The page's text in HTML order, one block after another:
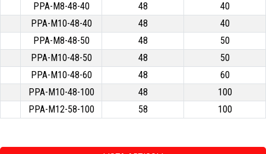
PPA-M8-48-40
48
40
PPA-M10-48-40
48
40
PPA-M8-48-50
48
50
PPA-M10-48-50
48
50
PPA-M10-48-60
48
60
PPA-M10-48-100
48
100
PPA-M12-58-100
58 100